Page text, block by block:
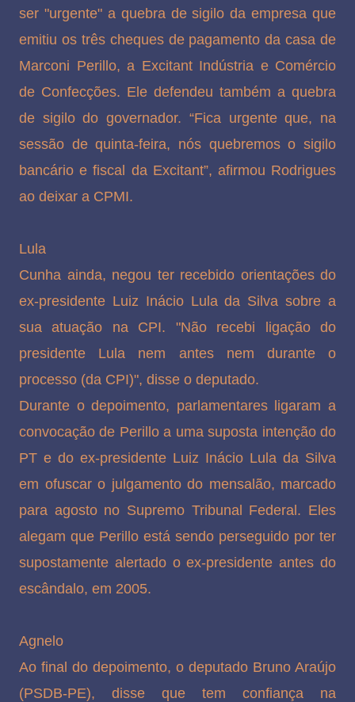
ser "urgente" a quebra de sigilo da empresa que
emitiu os três cheques de pagamento da casa de
Marconi Perillo, a Excitant Indústria e Comércio
de Confecções. Ele defendeu também a quebra
de sigilo do governador. “Fica urgente que, na
sessão de quinta-feira, nós quebremos o sigilo
bancário e fiscal da Excitant”, afirmou Rodrigues
ao deixar a CPMI.
Lula
Cunha ainda, negou ter recebido orientações do
ex-presidente Luiz Inácio Lula da Silva sobre a
sua atuação na CPI. "Não recebi ligação do
presidente Lula nem antes nem durante o
processo (da CPI)", disse o deputado.
Durante o depoimento, parlamentares ligaram a
convocação de Perillo a uma suposta intenção do
PT e do ex-presidente Luiz Inácio Lula da Silva
em ofuscar o julgamento do mensalão, marcado
para agosto no Supremo Tribunal Federal. Eles
alegam que Perillo está sendo perseguido por ter
supostamente alertado o ex-presidente antes do
escândalo, em 2005.
Agnelo
Ao final do depoimento, o deputado Bruno Araújo
(PSDB-PE), disse que tem confiança na